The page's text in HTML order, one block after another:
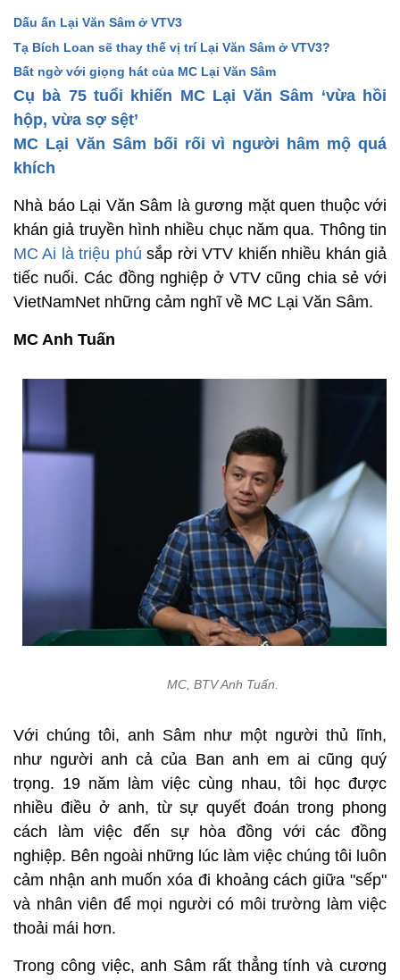
Dấu ấn Lại Văn Sâm ở VTV3
Tạ Bích Loan sẽ thay thế vị trí Lại Văn Sâm ở VTV3?
Bất ngờ với giọng hát của MC Lại Văn Sâm
Cụ bà 75 tuổi khiến MC Lại Văn Sâm ‘vừa hồi
hộp, vừa sợ sệt’
MC Lại Văn Sâm bối rối vì người hâm mộ quá
khích
Nhà báo Lại Văn Sâm là gương mặt quen thuộc với
khán giả truyền hình nhiều chục năm qua. Thông tin
MC Ai là triệu phú sắp rời VTV khiến nhiều khán giả
tiếc nuối. Các đồng nghiệp ở VTV cũng chia sẻ với
VietNamNet những cảm nghĩ về MC Lại Văn Sâm.
MC Anh Tuấn
MC, BTV Anh Tuấn.
Với chúng tôi, anh Sâm như một người thủ lĩnh,
như người anh cả của Ban anh em ai cũng quý
trọng. 19 năm làm việc cùng nhau, tôi học được
nhiều điều ở anh, từ sự quyết đoán trong phong
cách làm việc đến sự hòa đồng với các đồng
nghiệp. Bên ngoài những lúc làm việc chúng tôi luôn
cảm nhận anh muốn xóa đi khoảng cách giữa "sếp"
và nhân viên để mọi người có môi trường làm việc
thoải mái hơn.
Trong công việc, anh Sâm rất thẳng tính và cương